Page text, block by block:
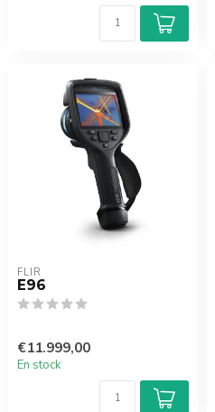
FLIR
E96
€11.999,00
En stock